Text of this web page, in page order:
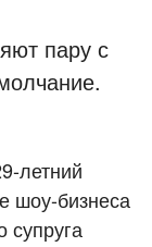
пару с
летний
шоу-бизнеса
супруга